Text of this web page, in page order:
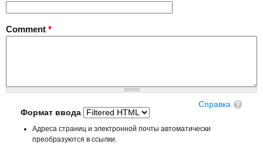
Comment *
Справка
Формат ввода
Адреса страниц и электронной почты автоматически
преобразуются в ссылки.